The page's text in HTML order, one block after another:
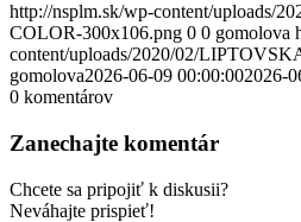
http://nsplm.sk/wp-content/uploads/
COLOR-300x106.png 0 0 gomolova
content/uploads/2020/02/
gomolova2026-06-09 00:00:002026-
0 komentárov
Zanechajte komentár
Chcete sa pripojiť k diskusii?
Neváhajte prispieť!